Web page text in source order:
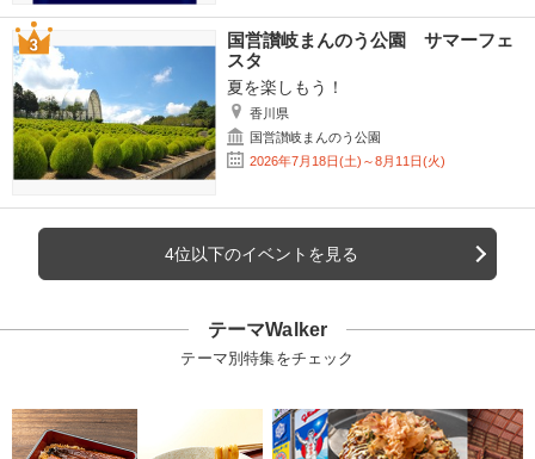
国営讃岐まんのう公園 サマーフェ
スタ
夏を楽しもう！
香川県
国営讃岐まんのう公園
2026年7月18日(土)～8月11日(火)
4位以下のイベントを見る
テーマWalker
テーマ別特集をチェック